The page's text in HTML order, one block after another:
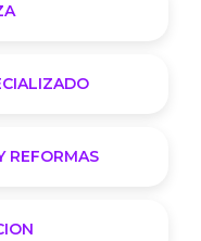
REFORMAS